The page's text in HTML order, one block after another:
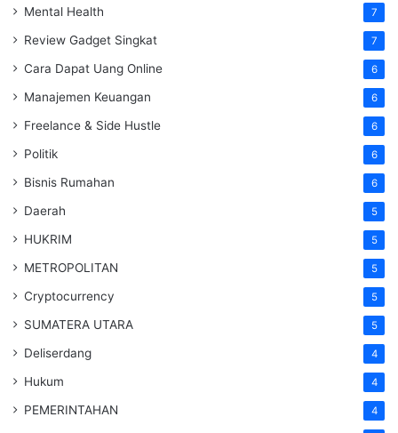
Mental Health 7
Review Gadget Singkat 7
Cara Dapat Uang Online 6
Manajemen Keuangan 6
Freelance & Side Hustle 6
Politik 6
Bisnis Rumahan 6
Daerah 5
HUKRIM 5
METROPOLITAN 5
Cryptocurrency 5
SUMATERA UTARA 5
Deliserdang 4
Hukum 4
PEMERINTAHAN 4